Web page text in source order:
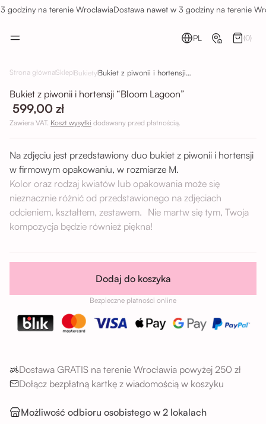
godziny na terenie WrocławiaDostawa nawet w 3 godziny na terenie
PL (0)
Strona główna Sklep Bukiety Bukiet z piwonii i hortensji “Bloom Lagoon”
Bukiet z piwonii i hortensji “Bloom Lagoon”
599,00 zł
Zawiera VAT. Koszt wysyłki dodawany przed płatnością.
Na zdjęciu jest przedstawiony duo bukiet z piwonii i hortensji
w firmowym opakowaniu, w rozmiarze M.
Kolor oraz rodzaj kwiatów lub opakowania może się
nieznacznie różnić od przedstawionego na zdjęciach
odcieniem, kształtem, zestawem. Nie martw się tym, Twoja
kompozycja będzie również piękna!
Dodaj do koszyka
Bezpieczne płatności online
Dostawa GRATIS na terenie Wrocławia powyżej 250 zł
Dołącz bezpłatną kartkę z wiadomością w koszyku
Możliwość odbioru osobistego w 2 lokalach